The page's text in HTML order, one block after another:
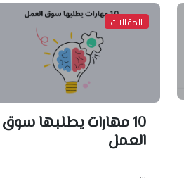
المقالات
10 مهارات يطلبها سوق
العمل